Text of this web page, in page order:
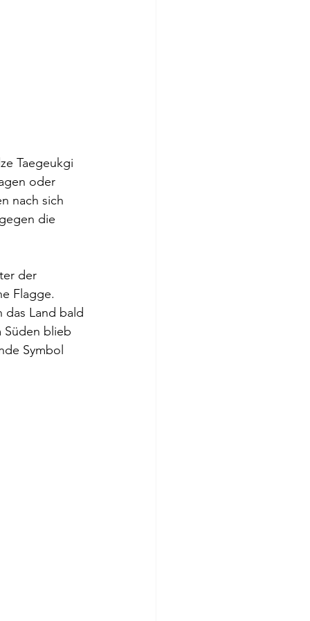
Taegeukgi
oder
nach sich
die
der
Flagge.
Land bald
Süden blieb
Symbol